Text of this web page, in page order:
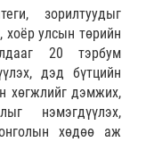
зорилтуудыг
хоёр улсын төрийн
20 тэрбум
дэд бүтцийн
хөгжлийг дэмжих,
нэмэгдүүлэх,
хөдөө аж